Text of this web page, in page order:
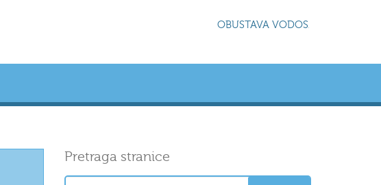
OBUSTAVA VODOSNABDIJEVANJA
Pretraga stranice